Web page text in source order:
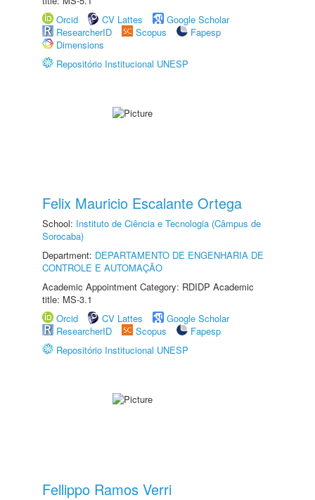
Orcid
CV Lattes
Google Scholar
ResearcherID
Scopus
Fapesp
Dimensions
Repositório Institucional UNESP
Felix Mauricio Escalante Ortega
School: Instituto de Ciência e Tecnologia (Câmpus de
Sorocaba)
Department: DEPARTAMENTO DE ENGENHARIA DE
CONTROLE E AUTOMAÇÃO
Academic Appointment Category: RDIDP Academic
title: MS-3.1
Orcid
CV Lattes
Google Scholar
ResearcherID
Scopus
Fapesp
Repositório Institucional UNESP
Fellippo Ramos Verri